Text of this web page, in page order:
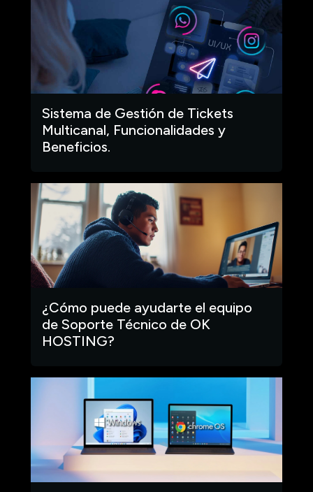
Sistema de Gestión de Tickets
Multicanal, Funcionalidades y
Beneficios.
¿Cómo puede ayudarte el equipo
de Soporte Técnico de OK
HOSTING?